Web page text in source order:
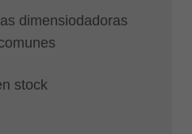
dimensiodadoras
stock